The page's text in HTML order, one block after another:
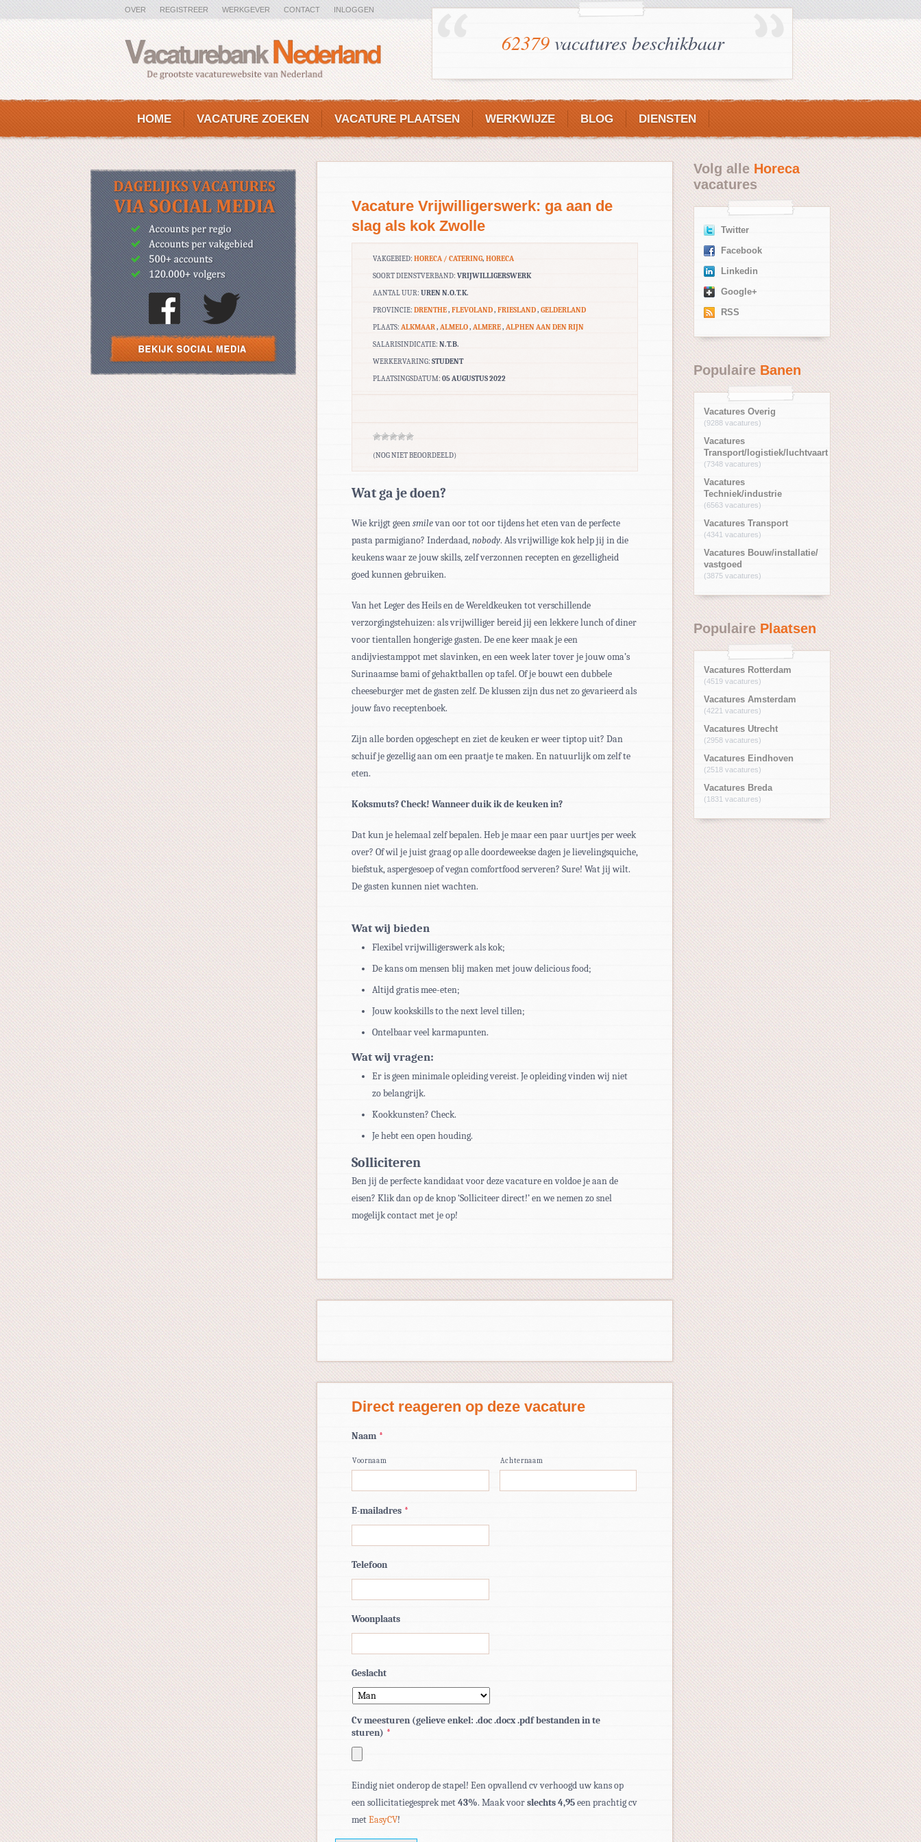
OVER REGISTREER WERKGEVER CONTACT INLOGGEN
62379vacatures beschikbaar
HOME VACATURE ZOEKEN VACATURE PLAATSEN WERKWIJZE BLOG DIENSTEN
Vacature Vrijwilligerswerk: ga aan de
slag als kok Zwolle
VAKGEBIED: HORECA / CATERING, HORECA
SOORT DIENSTVERBAND: VRIJWILLIGERSWERK
AANTAL UUR: UREN N.O.T.K.
PROVINCIE: DRENTHE, FLEVOLAND, FRIESLAND, GELDERLAND
PLAATS: ALKMAAR, ALMELO, ALMERE, ALPHEN AAN DEN RIJN
SALARISINDICATIE: N.T.B.
WERKERVARING: STUDENT
PLAATSINGSDATUM: 05 AUGUSTUS 2022
(NOG NIET BEOORDEELD)
Wat ga je doen?
Wie krijgt geensmilevan oor tot oor tijdens het eten van de perfecte
pasta parmigiano? Inderdaad,nobody. Als vrijwillige kok help jij in die
keukens waar ze jouw skills, zelf verzonnen recepten en gezelligheid
goed kunnen gebruiken.
Van het Leger des Heils en de Wereldkeuken tot verschillende
verzorgingstehuizen: als vrijwilliger bereid jij een lekkere lunch of diner
voor tientallen hongerige gasten. De ene keer maak je een
andijviestamppot met slavinken, en een week later tover je jouw oma’s
Surinaamse bami of gehaktballen op tafel. Of je bouwt een dubbele
cheeseburger met de gasten zelf. De klussen zijn dus net zo gevarieerd als
jouw favo receptenboek.
Zijn alle borden opgeschept en ziet de keuken er weer tiptop uit? Dan
schuif je gezellig aan om een praatje te maken. En natuurlijk om zelf te
eten.
Koksmuts? Check! Wanneer duik ik de keuken in?
Dat kun je helemaal zelf bepalen. Heb je maar een paar uurtjes per week
over? Of wil je juist graag op alle doordeweekse dagen je lievelingsquiche,
biefstuk, aspergesoep of vegan comfortfood serveren? Sure! Wat jij wilt.
De gasten kunnen niet wachten.
Wat wij bieden
Flexibel vrijwilligerswerk als kok;
De kans om mensen blij maken met jouw delicious food;
Altijd gratis mee-eten;
Jouw kookskills to the next level tillen;
Ontelbaar veel karmapunten.
Wat wij vragen:
Er is geen minimale opleiding vereist. Je opleiding vinden wij niet
zo belangrijk.
Kookkunsten? Check.
Je hebt een open houding.
Solliciteren
Ben jij de perfecte kandidaat voor deze vacature en voldoe je aan de
eisen? Klik dan op de knop ‘Solliciteer direct!’ en we nemen zo snel
mogelijk contact met je op!
Direct reageren op deze vacature
Naam *
Voornaam Achternaam
E-mailadres *
Telefoon
Woonplaats
Geslacht
Cv meesturen (gelieve enkel: .doc .docx .pdf bestanden in te
sturen) *
pdf,
doc,
Eindig niet onderop de stapel! Een opvallend cv verhoogd uw kans op
een sollicitatiegesprek met43%. Maak voorslechts 4,95een prachtig cv
metEasyCV!
Volg alleHoreca
vacatures
Twitter
Facebook
Linkedin
Google+
RSS
PopulaireBanen
Vacatures Overig
(9288 vacatures)
Vacatures
Transport/logistiek/luchtvaart
(7348 vacatures)
Vacatures
Techniek/industrie
(6563 vacatures)
Vacatures Transport
(4341 vacatures)
Vacatures Bouw/installatie/
vastgoed
(3875 vacatures)
Populaire Plaatsen
Vacatures Rotterdam
(4519 vacatures)
Vacatures Amsterdam
(4221 vacatures)
Vacatures Utrecht
(2958 vacatures)
Vacatures Eindhoven
(2518 vacatures)
Vacatures Breda
(1831 vacatures)